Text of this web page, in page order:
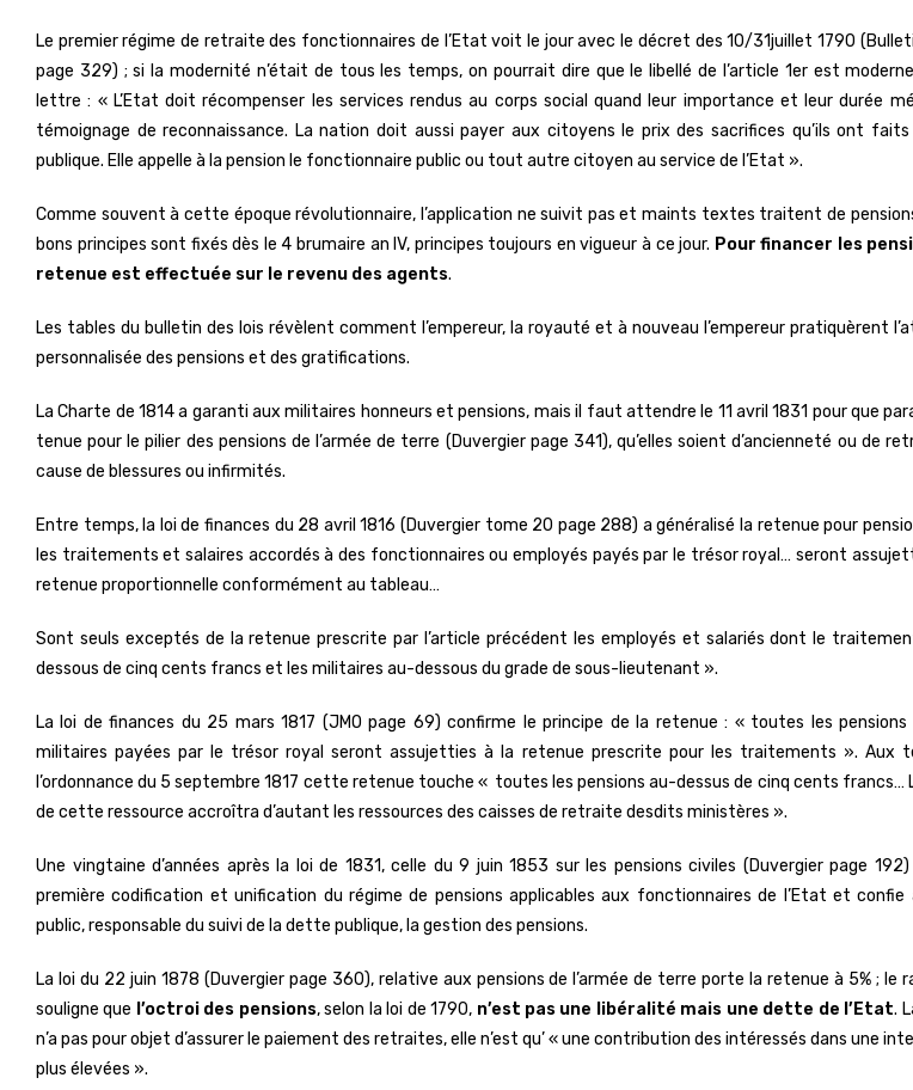
Le premier régime de retraite des fonctionnaires de l’Etat voit le jour avec le décret des 10/31juillet 1790
page 329) ; si la modernité n’était de tous les temps, on pourrait dire que le libellé de l’article 1er est
lettre : « L’Etat doit récompenser les services rendus au corps social quand leur importance et leur durée
témoignage de reconnaissance. La nation doit aussi payer aux citoyens le prix des sacrifices qu’ils ont faits
publique. Elle appelle à la pension le fonctionnaire public ou tout autre citoyen au service de l’Etat ».
Comme souvent à cette époque révolutionnaire, l’application ne suivit pas et maints textes traitent de
bons principes sont fixés dès le 4 brumaire an IV, principes toujours en vigueur à ce jour. Pour financer les
retenue est effectuée sur le revenu des agents.
Les tables du bulletin des lois révèlent comment l’empereur, la royauté et à nouveau l’empereur pratiquèrent
personnalisée des pensions et des gratifications.
La Charte de 1814 a garanti aux militaires honneurs et pensions, mais il faut attendre le 11 avril 1831 pour que
tenue pour le pilier des pensions de l’armée de terre (Duvergier page 341), qu’elles soient d’ancienneté ou de
cause de blessures ou infirmités.
Entre temps, la loi de finances du 28 avril 1816 (Duvergier tome 20 page 288) a généralisé la retenue pour
les traitements et salaires accordés à des fonctionnaires ou employés payés par le trésor royal… seront
retenue proportionnelle conformément au tableau…
Sont seuls exceptés de la retenue prescrite par l’article précédent les employés et salariés dont le
dessous de cinq cents francs et les militaires au-dessous du grade de sous-lieutenant ».
La loi de finances du 25 mars 1817 (JMO page 69) confirme le principe de la retenue : « toutes les
militaires payées par le trésor royal seront assujetties à la retenue prescrite pour les traitements ». Aux
l’ordonnance du 5 septembre 1817 cette retenue touche « toutes les pensions au-dessus de cinq cents francs…
de cette ressource accroîtra d’autant les ressources des caisses de retraite desdits ministères ».
Une vingtaine d’années après la loi de 1831, celle du 9 juin 1853 sur les pensions civiles (Duvergier page
première codification et unification du régime de pensions applicables aux fonctionnaires de l’Etat et confie
public, responsable du suivi de la dette publique, la gestion des pensions.
La loi du 22 juin 1878 (Duvergier page 360), relative aux pensions de l’armée de terre porte la retenue à 5% ; le
souligne que l’octroi des pensions, selon la loi de 1790, n’est pas une libéralité mais une dette de l’Etat.
n’a pas pour objet d’assurer le paiement des retraites, elle n’est qu’ « une contribution des intéressés dans une
plus élevées ».